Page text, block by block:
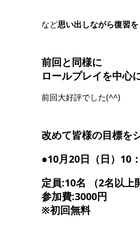
など思い出しながら復習を
前回と同様に
ロールプレイを中心
前回大好評でした(^^)
改めて皆様の目標を
●10月20日（日）10
定員:10名 （2名以上
参加費:3000円
※初回無料